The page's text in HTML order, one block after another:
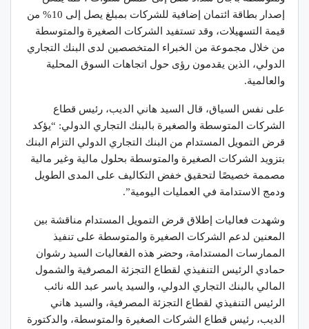
إصدار بطاقة ائتمان إضافية للشركات بمبلغ يصل إلى 10% من
قيمة التسهيلات، وقد تستفيد الشركات الصغيرة والمتوسطة
من خلال مجموعة من الخبراء المتخصصين لدى البنك التجاري
الدولي، الذين يقدمون رؤى حول اتجاهات السوق المحلية
والعالمية.
على نفس السياق، قال السيد هاني الديب، رئيس قطاع
الشركات المتوسطة والصغيرة بالبنك التجاري الدولي: “يؤكد
قرض التمويل المستدام من البنك التجاري الدولي التزام البنك
بتزويد الشركات الصغيرة والمتوسطة بحلول مالية وغير مالية
مصممة خصيصًا لتحقيق خفض التكاليف على المدى الطويل
ودمج الاستدامة في العمليات اليومية”.
وشهدت فعاليات إطلاق قرض التمويل المستدام مناقشة بين
المعنين لدعم الشركات الصغيرة والمتوسطة على تنفيذ
الممارسات المستدامة، وحضر هذه الفعاليات السيد رشوان
حمادي الرئيس التنفيذي لقطاع التجزئة المصرفية والشمول
المالي بالبنك التجاري الدولي، والسيد ياسر عبد الله نائب
الرئيس التنفيذي لقطاع التجزئة المصرفية، والسيد هاني
الديب، رئيس قطاع الشركات الصغيرة والمتوسطة، والدكتورة